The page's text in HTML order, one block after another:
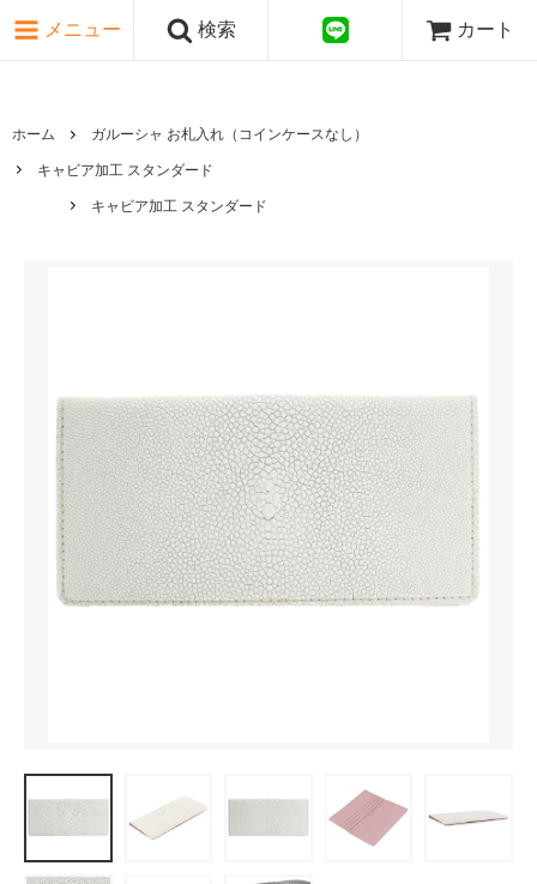
メニュー 検索 カート
ホーム ガルーシャ お札入れ（コインケースなし）
キャビア加工 スタンダード
キャビア加工 スタンダード
ピンク・レッド系
ゴールド・シルバー系
国旗シリーズ
日本伝文様シリーズ